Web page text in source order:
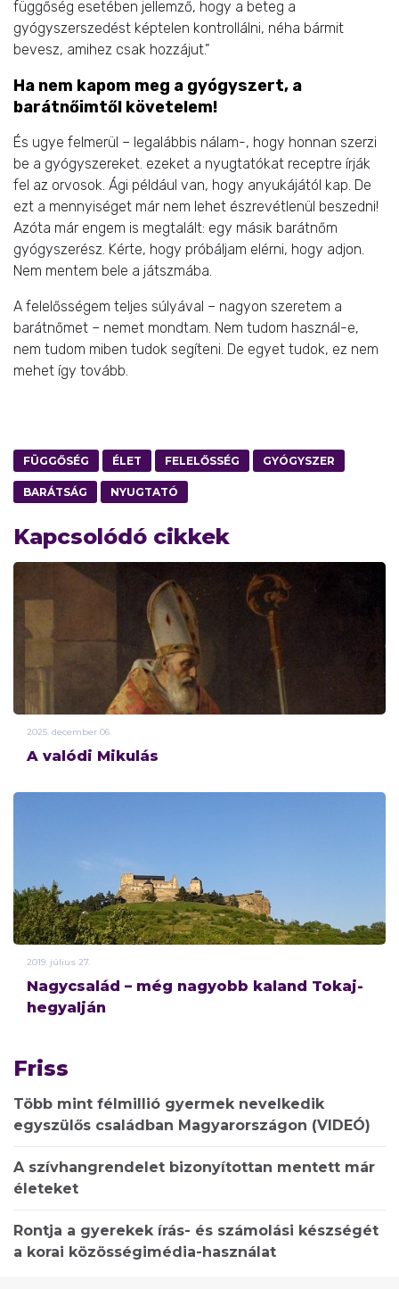
függőség esetében jellemző, hogy a beteg a
gyógyszerszedést képtelen kontrollálni, néha bármit
bevesz, amihez csak hozzájut.”
Ha nem kapom meg a gyógyszert, a
barátnőimtől követelem!
És ugye felmerül – legalábbis nálam-, hogy honnan szerzi
be a gyógyszereket. ezeket a nyugtatókat receptre írják
fel az orvosok. Ági például van, hogy anyukájától kap. De
ezt a mennyiséget már nem lehet észrevétlenül beszedni!
Azóta már engem is megtalált: egy másik barátnőm
gyógyszerész. Kérte, hogy próbáljam elérni, hogy adjon.
Nem mentem bele a játszmába.
A felelősségem teljes súlyával – nagyon szeretem a
barátnőmet – nemet mondtam. Nem tudom használ-e,
nem tudom miben tudok segíteni. De egyet tudok, ez nem
mehet így tovább.
FÜGGŐSÉG ÉLET FELELŐSSÉG GYÓGYSZER
BARÁTSÁG NYUGTATÓ
Kapcsolódó cikkek
2025. december 06.
A valódi Mikulás
2019. július 27.
Nagycsalád – még nagyobb kaland Tokaj-
hegyalján
Friss
Több mint félmillió gyermek nevelkedik
egyszülős családban Magyarországon (VIDEÓ)
A szívhangrendelet bizonyítottan mentett már
életeket
Rontja a gyerekek írás- és számolási készségét
a korai közösségimédia-használat